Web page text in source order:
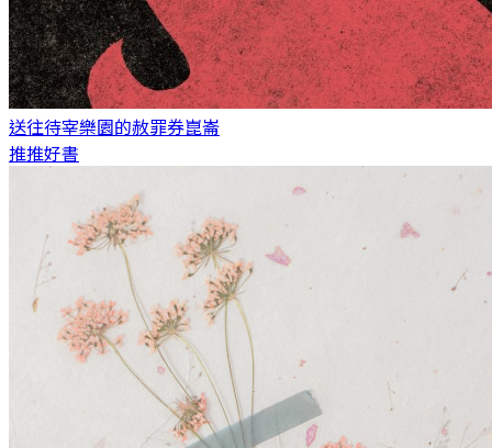
送往待宰樂園的赦罪券崑崙
推推好書